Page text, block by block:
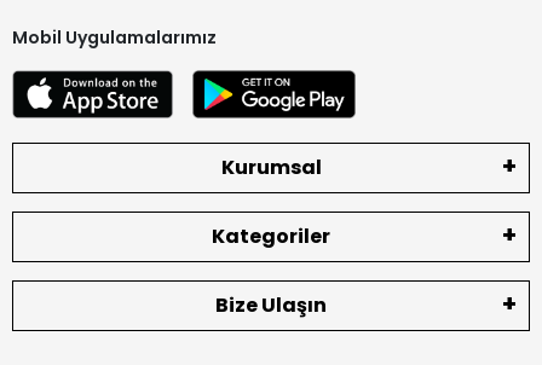
Mobil Uygulamalarımız
Kurumsal
Kategoriler
Bize Ulaşın